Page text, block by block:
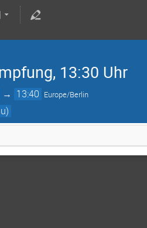
13:30 Uhr
→ 13:40 Europe/Berlin